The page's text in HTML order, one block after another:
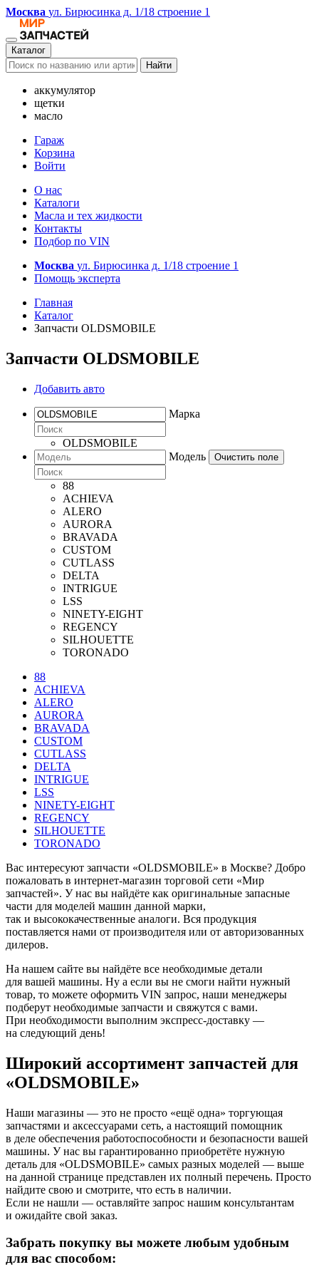
Москва ул. Бирюсинка д. 1/18 строение 1
Каталог
Найти
аккумулятор
щетки
масло
Гараж
Корзина
Войти
О нас
Каталоги
Масла и тех жидкости
Контакты
Подбор по VIN
Москва ул. Бирюсинка д. 1/18 строение 1
Помощь эксперта
Главная
Каталог
Запчасти OLDSMOBILE
Запчасти OLDSMOBILE
Добавить авто
Марка
OLDSMOBILE
Модель
Очистить поле
88
ACHIEVA
ALERO
AURORA
BRAVADA
CUSTOM
CUTLASS
DELTA
INTRIGUE
LSS
NINETY-EIGHT
REGENCY
SILHOUETTE
TORONADO
88
ACHIEVA
ALERO
AURORA
BRAVADA
CUSTOM
CUTLASS
DELTA
INTRIGUE
LSS
NINETY-EIGHT
REGENCY
SILHOUETTE
TORONADO
Вас интересуют запчасти «OLDSMOBILE» в Москве? Добро
пожаловать в интернет-магазин торговой сети «Мир
запчастей». У нас вы найдёте как оригинальные запасные
части для моделей машин данной марки,
так и высококачественные аналоги. Вся продукция
поставляется нами от производителя или от авторизованных
дилеров.
На нашем сайте вы найдёте все необходимые детали
для вашей машины. Ну а если вы не смоги найти нужный
товар, то можете оформить VIN запрос, наши менеджеры
подберут необходимые запчасти и свяжутся с вами.
При необходимости выполним экспресс-доставку —
на следующий день!
Широкий ассортимент запчастей для
«OLDSMOBILE»
Наши магазины — это не просто «ещё одна» торгующая
запчастями и аксессуарами сеть, а настоящий помощник
в деле обеспечения работоспособности и безопасности вашей
машины. У нас вы гарантированно приобретёте нужную
деталь для «OLDSMOBILE» самых разных моделей — выше
на данной странице представлен их полный перечень. Просто
найдите свою и смотрите, что есть в наличии.
Если не нашли — оставляйте запрос нашим консультантам
и ожидайте свой заказ.
Забрать покупку вы можете любым удобным
для вас способом: